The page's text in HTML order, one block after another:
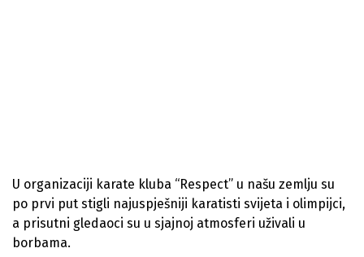
U organizaciji karate kluba “Respect” u našu zemlju su
po prvi put stigli najuspješniji karatisti svijeta i olimpijci,
a prisutni gledaoci su u sjajnoj atmosferi uživali u
borbama.